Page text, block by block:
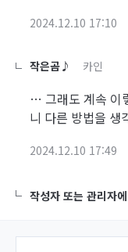
2024.12.10 17:10
작은곰♪ 카인
… 그래도 계속 이
니 다른 방법을 생
2024.12.10 17:49
작성자 또는 관리자